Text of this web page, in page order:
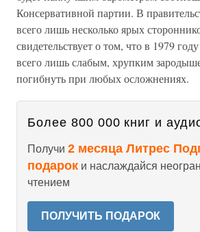
Консервативной партии. В
всего лишь несколько ярых
свидетельствует о том, что в 1979
всего лишь слабым, хрупким
погибнуть при любых осложнениях.
Более 800 000 книг и
Получи 2 месяца Литрес
подарок и наслаждайся
чтением
ПОЛУЧИТЬ ПОДАРОК